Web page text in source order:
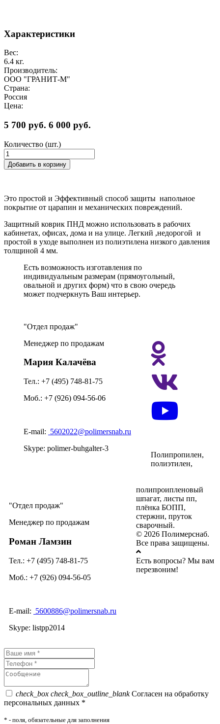
Характеристики
Вес:
6.4 кг.
Производитель:
ООО "ГРАНИТ-М"
Страна:
Россия
Цена:
5 700 руб. 6 000 руб.
Количество (шт.)
Добавить в корзину
Это простой и Эффективный способ защиты напольное
покрытие от царапин и механических повреждений.
Защитный коврик ПНД можно использовать в рабочих
кабинетах, офисах, дома и на улице. Легкий ,недорогой и
простой в уходе выполнен из полиэтилена низкого давления
толщиной 4 мм.
Есть возможность изготавления по
индивидуальным размерам (прямоугольный,
овальной и других форм) что в свою очередь
может подчеркнуть Ваш интерьер.
Отдел продаж
Менеджер по продажам
Мария Калачёва
Тел.: +7 (495) 748-81-75
Моб.: +7 (926) 094-56-06
E-mail: 5602022@polimersnab.ru
Skype: polimer-buhgalter-3
Отдел продаж
Менеджер по продажам
Роман Ламзин
Тел.: +7 (495) 748-81-75
Моб.: +7 (926) 094-56-05
E-mail: 5600886@polimersnab.ru
Skype: listpp2014
Полипропилен,
полиэтилен,
полипроипленовый
шпагат, листы пп,
плёнка БОПП,
стержни, пруток
сварочный.
© 2026 Полимерснаб.
Все права защищены.
Есть вопросы? Мы вам
перезвоним!
check_box check_box_outline_blankСогласен на обработку
персональных данных *
* - поля, обязательные для заполнения